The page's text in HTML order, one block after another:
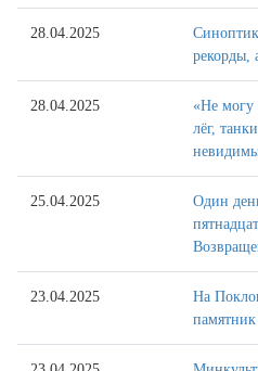
28.04.2025
рекорды,
28.04.2025
«Не могу
лёг,
25.04.2025
Один
23.04.2025
На
памятник